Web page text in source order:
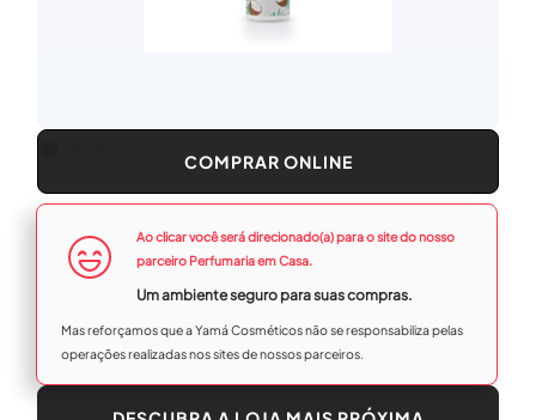
COMPRAR ONLINE
Ao clicar você será direcionado(a) para o site do nosso
parceiro Perfumaria em Casa.
Um ambiente seguro para suas compras.
Mas reforçamos que a Yamá Cosméticos não se responsabiliza pelas
operações realizadas nos sites de nossos parceiros.